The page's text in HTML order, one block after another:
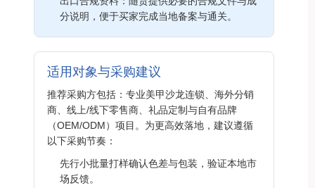
分说明，便于买家完成当地备案与通关。
适用对象与采购建议
推荐采购方包括：专业美甲沙龙连锁、海外分销
商、线上/线下零售商、礼品定制与自有品牌
（OEM/ODM）项目。为更高效落地，建议遵循
以下采购节奏：
先行小批量打样确认色差与包装，验证本地市
场反馈。